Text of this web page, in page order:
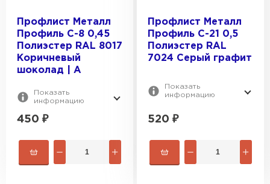
Профлист Металл
Профиль С-8 0,45
Полиэстер RAL 8017
Коричневый
шоколад | A
Показать
информацию
450 ₽
Профлист Металл
Профиль С-21 0,5
Полиэстер RAL
7024 Серый графит
Показать
информацию
520 ₽